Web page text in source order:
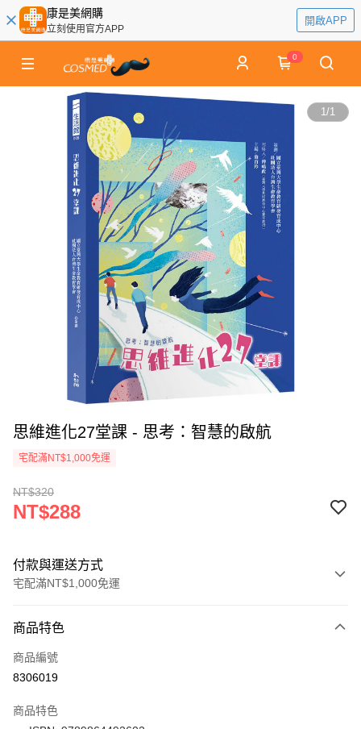
康是美網購
立刻使用官方APP
開啟APP
0
1/1
思維進化27堂課 - 思考：智慧的啟航
宅配滿NT$1,000免運
NT$320
NT$288
付款與運送方式
宅配滿NT$1,000免運
icash Pay
信用卡一次付款
商品特色
商品編號
8306019
商品特色